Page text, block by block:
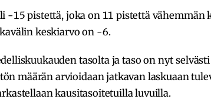
15 pistettä, joka on 11 pistettä vähemmän
keskiarvo on -6.
tasolta ja taso on nyt selvästi
määrän arvioidaan jatkavan laskuaan
kausitasoitetuilla luvuilla.